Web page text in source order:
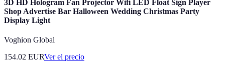
3D HD Hologram Fan Projector Wifi LED Float Sign Player
Shop Advertise Bar Halloween Wedding Christmas Party
Display Light
Voghion Global
154.02 EURVer el precio